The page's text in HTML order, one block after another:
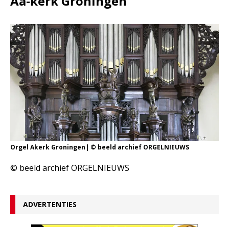
Orgel Akerk Groningen| © beeld archief ORGELNIEUWS
© beeld archief ORGELNIEUWS
ADVERTENTIES